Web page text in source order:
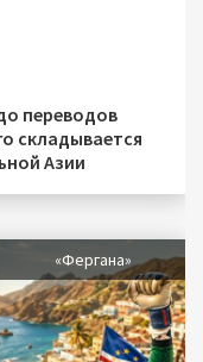
переводов
складывается
Азии
«Фергана»